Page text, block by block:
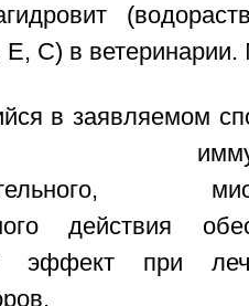
E, C) в
в заявляемом
действия
эффект при